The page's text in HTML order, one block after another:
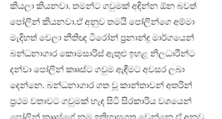
කියලා කියනවා. තමන්ට ගවුමක් අඳින්න ඕන බවත්
පෝලින් කියනවා.ඒ අනුව තමයි පෝලින්ගෙ අම්මා
මැදිහත් වෙලා නීතිඥ ටිරෝන් ප්‍රනාන්දු මාර්ගයෙන්
බන්ධනාගාර කොමසාරිස් ඇතුළු ඉහළ නිලධාරීන්ට
දන්වා ‍පෝලින් කෲස්ට ගවුම ඇඳීමට අවසර ලබා
දෙන්නෙ. බන්ධනාගාර ගත වූ කාන්තාවන් අතරින්
ප්‍රථම වතාවට ගවුමක් හැඳ සිටි සිරකාරිය වශයෙන්